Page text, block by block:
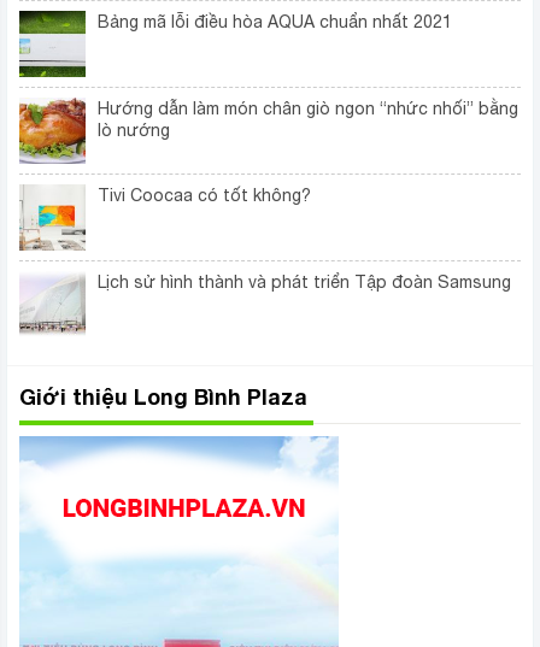
Bảng mã lỗi điều hòa AQUA chuẩn nhất 2021
Hướng dẫn làm món chân giò ngon “nhức nhối” bằng
lò nướng
Tivi Coocaa có tốt không?
Lịch sử hình thành và phát triển Tập đoàn Samsung
Giới thiệu Long Bình Plaza